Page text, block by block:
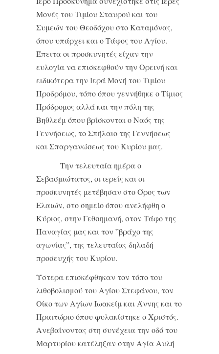
Μονές του Τιμίου Σταυρού και του
Συμεών του Θεοδόχου στο Καταμόνας,
όπου υπάρχει και ο Τάφος του Αγίου.
Έπειτα οι προσκυνητές είχαν την
ευλογία να επισκεφθούν την Ορεινή και
ειδικότερα την Ιερά Μονή του Τιμίου
Προδρόμου, τόπο όπου γεννήθηκε ο Τίμιος
Πρόδρομος αλλά και την πόλη της
Βηθλεέμ όπου βρίσκονται ο Ναός της
Γεννήσεως, το Σπήλαιο της Γεννήσεως
και Σπαργανώσεως του Κυρίου μας.
Την τελευταία ημέρα ο
Σεβασμιώτατος, οι ιερείς και οι
προσκυνητές μετέβησαν στο Όρος των
Ελαιών, στο σημείο όπου ανελήφθη ο
Κύριος, στην Γεθσημανή, στον Τάφο της
Παναγίας μας και τον ”βράχο της
αγωνίας”, της τελευταίας δηλαδή
προσευχής του Κυρίου.
Ύστερα επισκέφθηκαν τον τόπο του
λιθοβολισμού του Αγίου Στεφάνου, τον
Οίκο των Αγίων Ιωακείμ και Άννης και το
Πραιτώριο όπου φυλακίστηκε ο Χριστός.
Ανεβαίνοντας στη συνέχεια την οδό του
Μαρτυρίου κατέληξαν στην Αγία Αυλή